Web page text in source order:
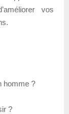
vos
homme ?
?